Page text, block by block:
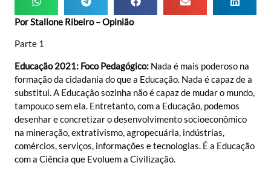
Por Stallone Ribeiro – Opinião
Parte 1
Educação 2021: Foco Pedagógico: Nada é mais poderoso na
formação da cidadania do que a Educação. Nada é capaz de a
substitui. A Educação sozinha não é capaz de mudar o mundo,
tampouco sem ela. Entretanto, com a Educação, podemos
desenhar e concretizar o desenvolvimento socioeconômico
na mineração, extrativismo, agropecuária, indústrias,
comércios, serviços, informações e tecnologias. É a Educação
com a Ciência que Evoluem a Civilização.